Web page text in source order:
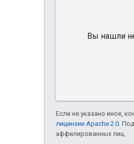
Вы нашли
Если не указано иное,
лицензии Apache 2.0.
аффилированных лиц.